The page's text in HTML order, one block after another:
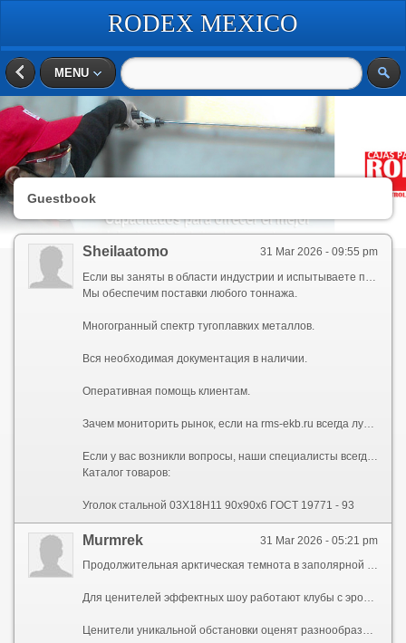
RODEX MEXICO
MENU
Guestbook
31 Mar 2026 - 09:55 pm
Sheilaatomo
Мы обеспечим поставки любого тоннажа.
Многогранный спектр тугоплавких металлов.
Вся необходимая документация в наличии.
Оперативная помощь клиентам.
Зачем мониторить рынок, если на rms-ekb.ru всегда лучшие условия?
Если у вас возникли вопросы, наши специалисты всегда готовы проконсультировать вас.. Оставьте заявку прямо сейчас и убедитесь в превосходном качестве нашего продукта.
Каталог товаров:
Уголок стальной 03Х18Н11 90x90x6 ГОСТ 19771 - 93
31 Mar 2026 - 05:21 pm
Murmrek
Продолжительная арктическая темнота в заполярной столице создаёт уникальную атмосферу для ночного релакса. Город предоставляет несколько традиционных форматов мужского отдыха с наступлением темноты.
Для ценителей эффектных шоу работают клубы с эротическими шоу. Данные места с энергичной развлекательной программой, где можно увидеть выступления, пообщаться в расслабленной обстановке и провести время в компании друзей.
Ценители уникальной обстановки оценят разнообразные бары и пабы — от небольших пабов с авторским пивом до спортивных заведений с широкими экранами для просмотра матчей. Это — центры общения и лёгкого общения.